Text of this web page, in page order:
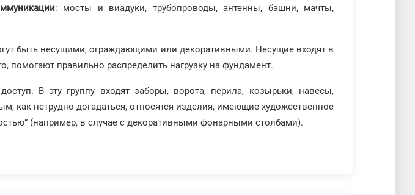
: мосты и виадуки, трубопроводы, антенны, башни, мачты,
быть несущими, ограждающими или декоративными. Несущие входят в
помогают правильно распределить нагрузку на фундамент.
В эту группу входят заборы, ворота, перила, козырьки, навесы,
как нетрудно догадаться, относятся изделия, имеющие художественное
(например, в случае с декоративными фонарными столбами).